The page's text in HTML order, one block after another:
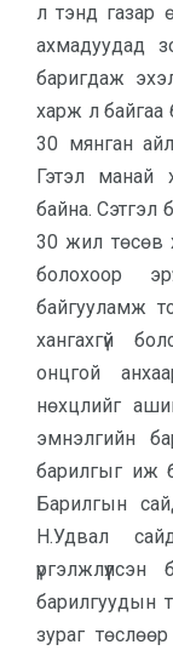
л тэнд газар
ахмадуудад
баригдаж
харж л байгаа
30 мянган
Гэтэл манай
байна. Сэтгэл
30 жил төсөв
болохоор
байгууламж
хангахгүй
онцгой
нөхцлийг
эмнэлгийн
барилгыг иж
Барилгын
Н.Удвал
барилгуудын
зураг